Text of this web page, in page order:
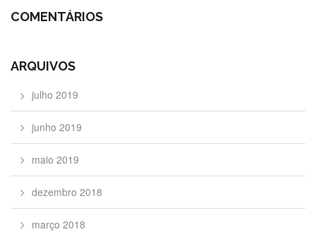
COMENTÁRIOS
ARQUIVOS
julho 2019
junho 2019
maio 2019
dezembro 2018
março 2018